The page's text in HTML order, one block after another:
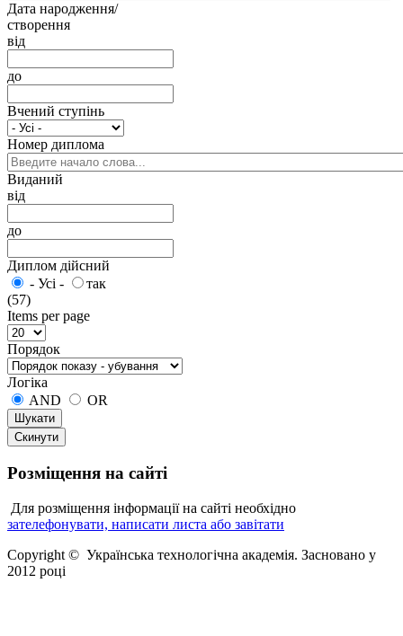
Дата народження/
створення
від
до
Вчений ступінь
Номер диплома
Виданий
від
до
Диплом дійсний
- Усі -
так
(57)
Items per page
Порядок
Логіка
AND
OR
Розміщення на сайті
Для розміщення інформації на сайті необхідно
зателефонувати, написати листа або завітати
Copyright © Українська технологічна академія. Засновано у
2012 році